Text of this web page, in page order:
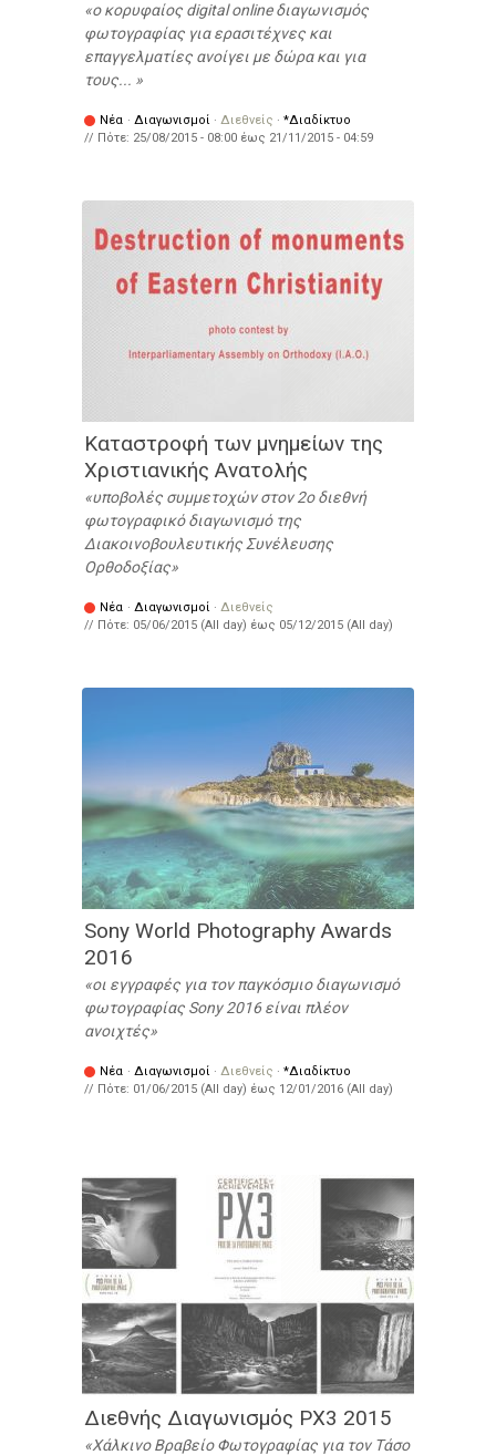
ο κορυφαίος digital online διαγωνισμός
φωτογραφίας για ερασιτέχνες και
επαγγελματίες ανοίγει με δώρα και για
τους...
Νέα · Διαγωνισμοί · Διεθνείς · *Διαδίκτυο
// Πότε: 25/08/2015 - 08:00 έως 21/11/2015 - 04:59
Καταστροφή των μνημείων της
Χριστιανικής Ανατολής
υποβολές συμμετοχών στον 2ο διεθνή
φωτογραφικό διαγωνισμό της
Διακοινοβουλευτικής Συνέλευσης
Ορθοδοξίας
Νέα · Διαγωνισμοί · Διεθνείς
// Πότε: 05/06/2015 (All day) έως 05/12/2015 (All day)
Sony World Photography Awards
2016
οι εγγραφές για τον παγκόσμιο διαγωνισμό
φωτογραφίας Sony 2016 είναι πλέον
ανοιχτές
Νέα · Διαγωνισμοί · Διεθνείς · *Διαδίκτυο
// Πότε: 01/06/2015 (All day) έως 12/01/2016 (All day)
Διεθνής Διαγωνισμός PX3 2015
Χάλκινο Βραβείο Φωτογραφίας για τον Τάσο